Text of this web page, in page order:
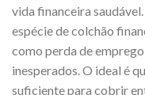
vida financeira
espécie de colchão
como perda de
inesperados. O ideal é
suficiente para cobrir